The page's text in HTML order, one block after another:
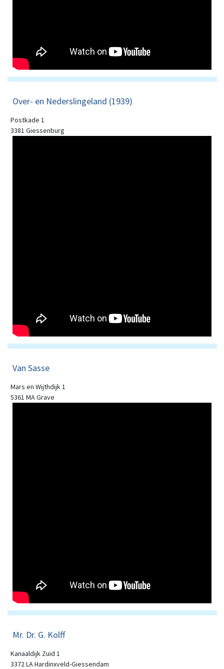
Over- en Nederslingeland (1939)
Postkade 1
3381 Giessenburg
Van Sasse
Mars en Wijthdijk 1
5361 MA Grave
Mr. Dr. G. Kolff
Kanaaldijk Zuid 1
3372 LA Hardinxveld-Giessendam